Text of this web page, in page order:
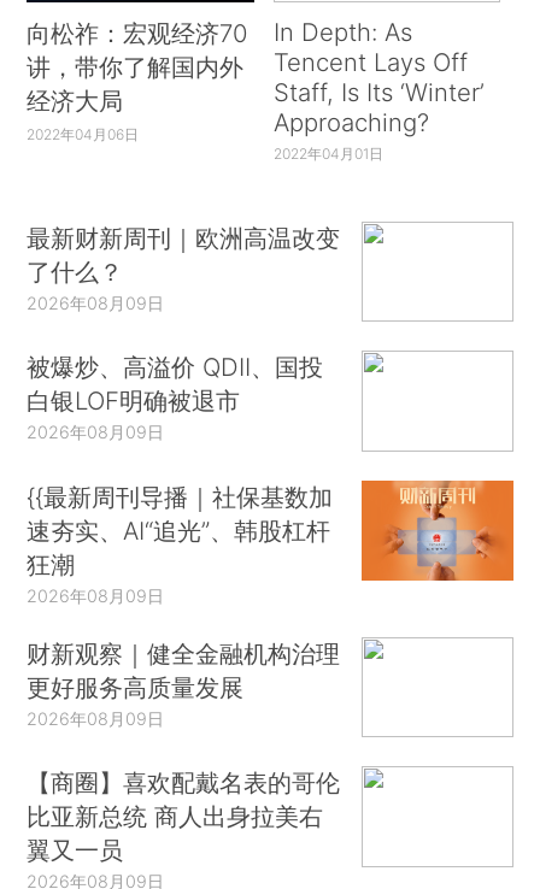
向松祚：宏观经济70
讲，带你了解国内外
经济大局
2022年04月06日
In Depth: As
Tencent Lays Off
Staff, Is Its ‘Winter’
Approaching?
2022年04月01日
最新财新周刊｜欧洲高温改变
了什么？
2026年08月09日
被爆炒、高溢价 QDII、国投
白银LOF明确被退市
2026年08月09日
{{最新周刊导播｜社保基数加
速夯实、AI“追光”、韩股杠杆
狂潮
2026年08月09日
财新观察｜健全金融机构治理
更好服务高质量发展
2026年08月09日
【商圈】喜欢配戴名表的哥伦
比亚新总统 商人出身拉美右
翼又一员
2026年08月09日